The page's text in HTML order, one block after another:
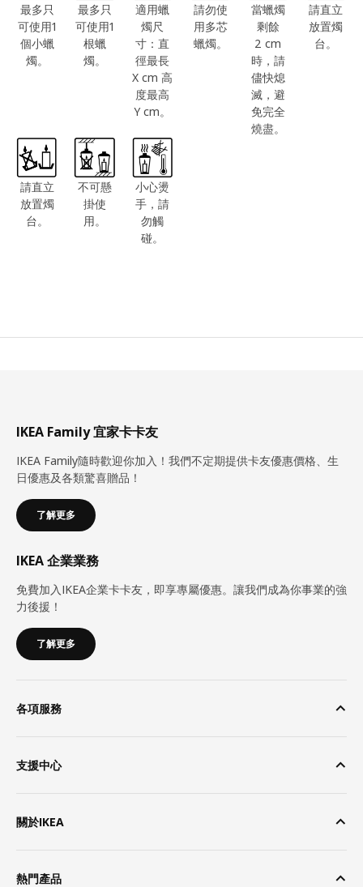
最多只
可使用1
個小蠟
燭。
最多只
可使用1
根蠟
燭。
適用蠟
燭尺
寸：直
徑最長
X cm 高
度最高
Y cm。
請勿使
用多芯
蠟燭。
當蠟燭
剩餘
2 cm
時，請
儘快熄
滅，避
免完全
燒盡。
請直立
放置燭
台。
請直立
放置燭
台。
不可懸
掛使
用。
小心燙
手，請
勿觸
碰。
IKEA Family 宜家卡卡友
IKEA Family隨時歡迎你加入！我們不定期提供卡友優惠價格、生
日優惠及各類驚喜贈品！
了解更多
IKEA 企業業務
免費加入IKEA企業卡卡友，即享專屬優惠。讓我們成為你事業的強
力後援！
了解更多
各項服務
支援中心
關於IKEA
熱門產品